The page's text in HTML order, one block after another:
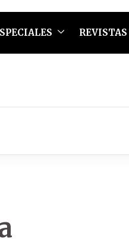
REVISTAS